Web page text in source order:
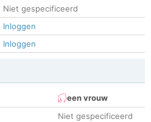
Niet gespecificeerd
Inloggen
Inloggen
een vrouw
Niet gespecificeerd